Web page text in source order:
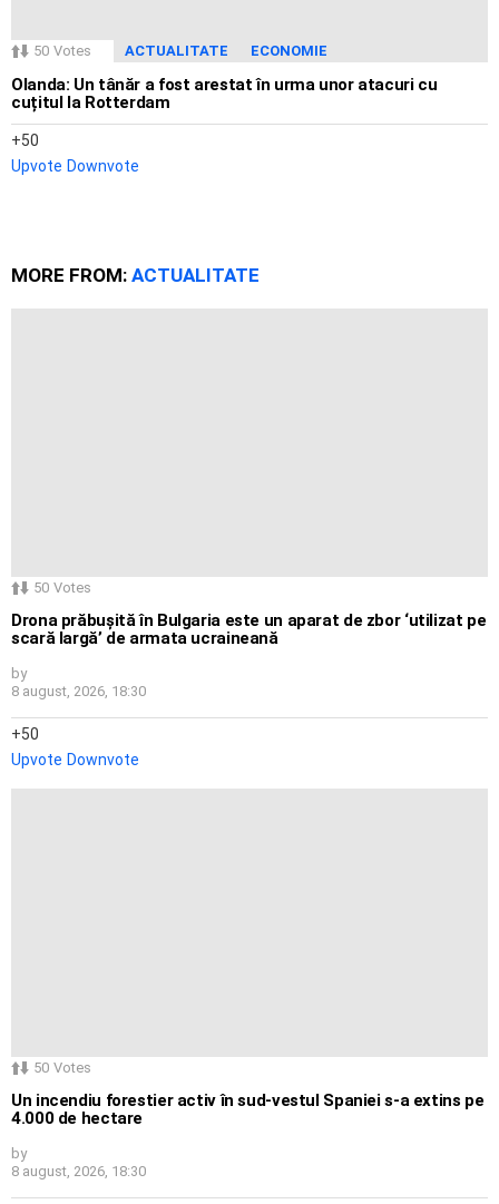
50 Votes ACTUALITATE ECONOMIE
Olanda: Un tânăr a fost arestat în urma unor atacuri cu
cuțitul la Rotterdam
50
Upvote Downvote
MORE FROM: ACTUALITATE
50 Votes
Drona prăbușită în Bulgaria este un aparat de zbor ‘utilizat pe
scară largă’ de armata ucraineană
by
8 august, 2026, 18:30
50
Upvote Downvote
50 Votes
Un incendiu forestier activ în sud-vestul Spaniei s-a extins pe
4.000 de hectare
by
8 august, 2026, 18:30